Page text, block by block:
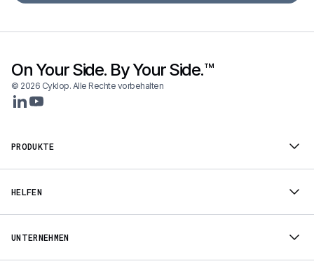
On Your Side. By Your Side.™
© 2026 Cyklop. Alle Rechte vorbehalten
PRODUKTE
HELFEN
UNTERNEHMEN